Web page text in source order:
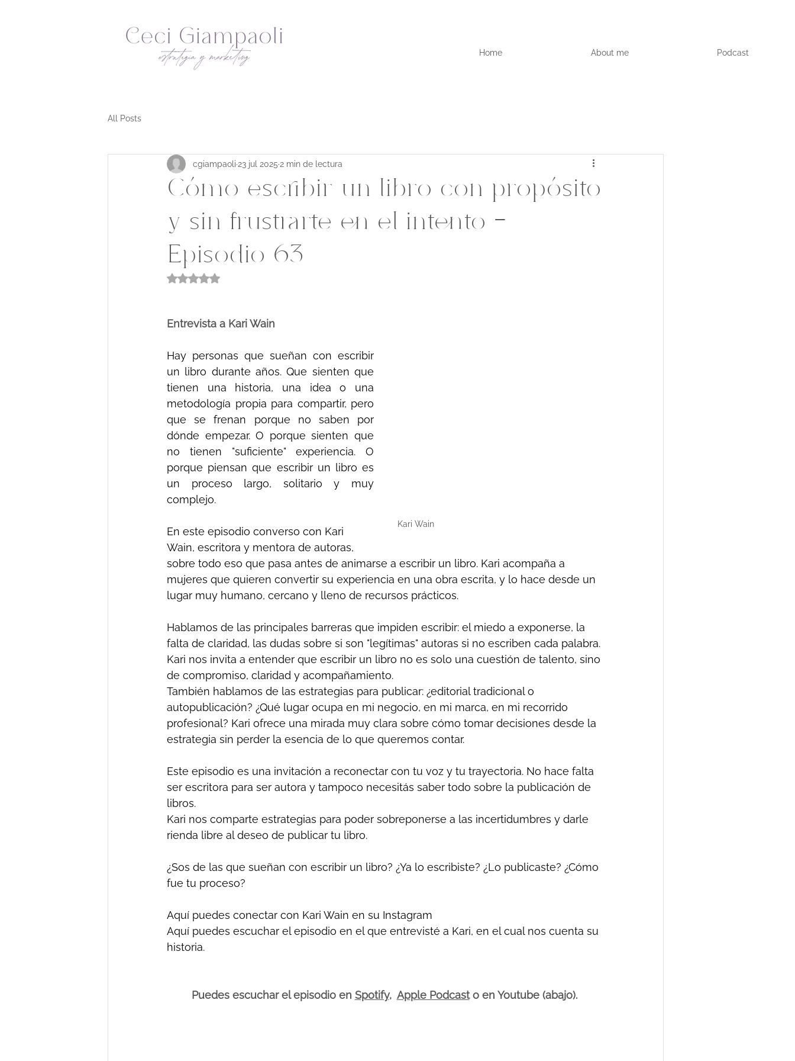
Home About me Podcast
All Posts
Cómo escribir un libro con propósito
y sin frustrarte en el intento -
Episodio 63
cgiampaoli 23 jul 2025 2 min de lectura
Obtuvo NaN de 5 estrellas.
Kari Wain
Entrevista a Kari Wain
Hay personas que sueñan con escribir
un libro durante años. Que sienten que
tienen una historia, una idea o una
metodología propia para compartir, pero
que se frenan porque no saben por
dónde empezar. O porque sienten que
no tienen "suficiente" experiencia. O
porque piensan que escribir un libro es
un proceso largo, solitario y muy
complejo.
En este episodio converso con Kari
Wain, escritora y mentora de autoras,
sobre todo eso que pasa antes de animarse a escribir un libro. Kari acompaña a
mujeres que quieren convertir su experiencia en una obra escrita, y lo hace desde un
lugar muy humano, cercano y lleno de recursos prácticos.
Hablamos de las principales barreras que impiden escribir: el miedo a exponerse, la
falta de claridad, las dudas sobre si son "legítimas" autoras si no escriben cada palabra.
Kari nos invita a entender que escribir un libro no es solo una cuestión de talento, sino
de compromiso, claridad y acompañamiento.
También hablamos de las estrategias para publicar: ¿editorial tradicional o
autopublicación? ¿Qué lugar ocupa en mi negocio, en mi marca, en mi recorrido
profesional? Kari ofrece una mirada muy clara sobre cómo tomar decisiones desde la
estrategia sin perder la esencia de lo que queremos contar.
Este episodio es una invitación a reconectar con tu voz y tu trayectoria. No hace falta
ser escritora para ser autora y tampoco necesitás saber todo sobre la publicación de
libros.
Kari nos comparte estrategias para poder sobreponerse a las incertidumbres y darle
rienda libre al deseo de publicar tu libro.
¿Sos de las que sueñan con escribir un libro? ¿Ya lo escribiste? ¿Lo publicaste? ¿Cómo
fue tu proceso?
Aquí puedes conectar con Kari Wain en su Instagram
Aquí puedes escuchar el episodio en el que entrevisté a Kari, en el cual nos cuenta su
historia.
Puedes escuchar el episodio en Spotify, Apple Podcast o en Youtube (abajo).